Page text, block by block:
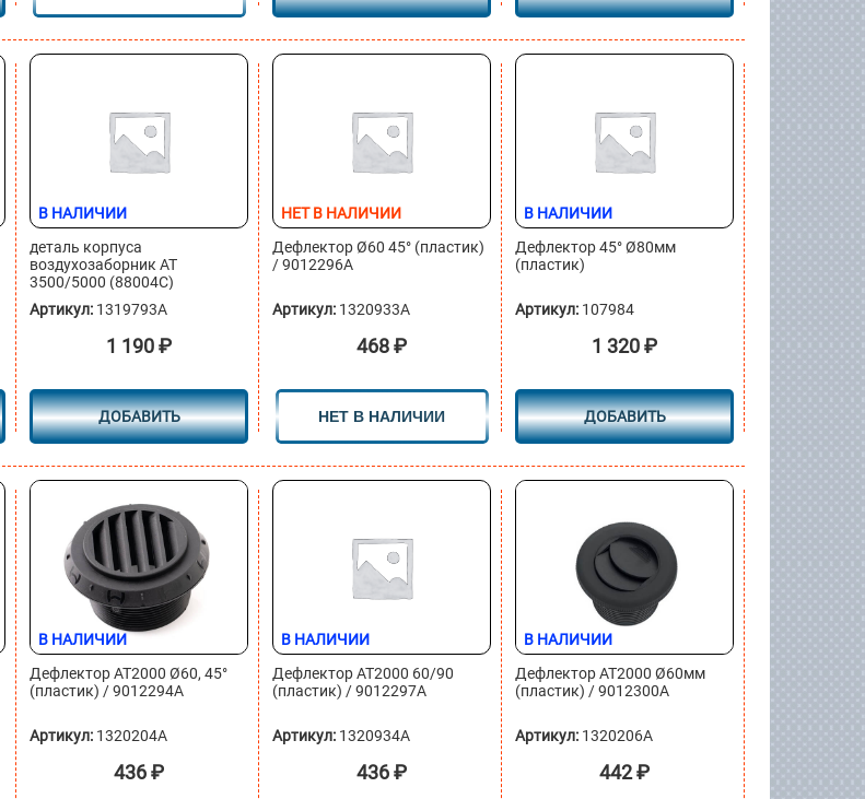
В НАЛИЧИИ
деталь корпуса
воздухозаборник АТ
3500/5000 (88004C)
Артикул: 1319793A
1 190₽
ДОБАВИТЬ
НЕТ В НАЛИЧИИ
Дефлектор Ø60 45° (пластик)
/ 9012296A
Артикул: 1320933A
468₽
НЕТ В НАЛИЧИИ
В НАЛИЧИИ
Дефлектор 45° Ø80мм
(пластик)
Артикул: 107984
1 320₽
ДОБАВИТЬ
В НАЛИЧИИ
Дефлектор AT2000 Ø60, 45°
(пластик) / 9012294A
Артикул: 1320204A
436₽
В НАЛИЧИИ
Дефлектор AT2000 60/90
(пластик) / 9012297A
Артикул: 1320934A
436₽
В НАЛИЧИИ
Дефлектор AT2000 Ø60мм
(пластик) / 9012300A
Артикул: 1320206A
442₽